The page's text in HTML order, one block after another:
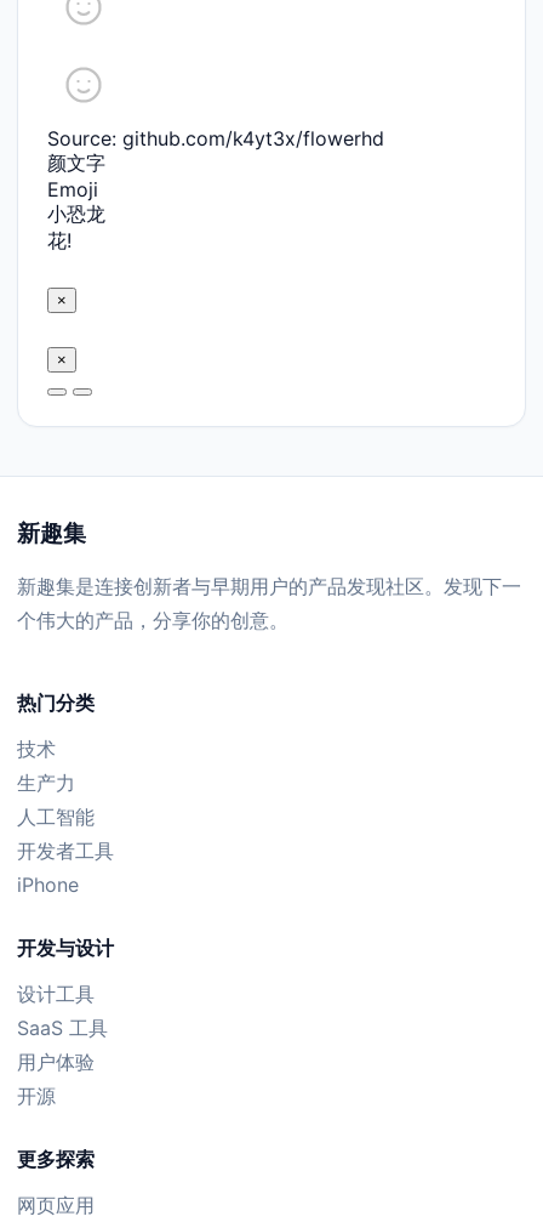
Source: github.com/k4yt3x/flowerhd
颜文字
Emoji
小恐龙
花!
×
×
新趣集
新趣集是连接创新者与早期用户的产品发现社区。发现下一
个伟大的产品，分享你的创意。
热门分类
技术
生产力
人工智能
开发者工具
iPhone
开发与设计
设计工具
SaaS 工具
用户体验
开源
更多探索
网页应用